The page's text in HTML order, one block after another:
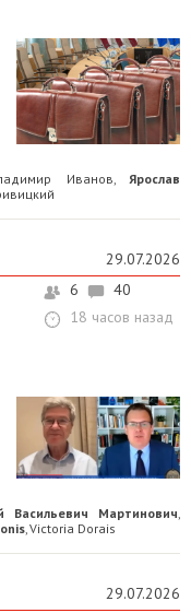
Иванов, Ярослав
29.07.2026
6
40
18 часов назад
Васильевич Мартинович,
,Victoria Dorais
29.07.2026